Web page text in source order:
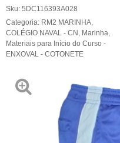
Sku: 5DC116393A028
Categoria: RM2 MARINHA
COLÉGIO NAVAL - CN Marinha
Materiais para Início do Curso -
ENXOVAL - COTONETE